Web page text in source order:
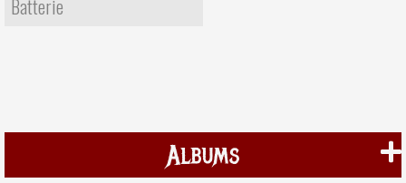
Batterie
Albums